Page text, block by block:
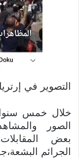
التصوير في
خلال خمس
الصور
بعض
الجرائم